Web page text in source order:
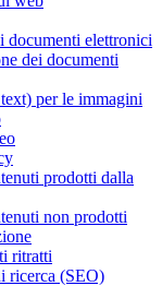
documenti elettronici
dei documenti
per le immagini
prodotti dalla
non prodotti
ritratti
ricerca (SEO)